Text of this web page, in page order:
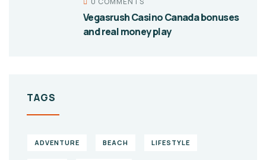
Vegasrush Casino Canada bonuses
and real money play
TAGS
ADVENTURE BEACH LIFESTYLE